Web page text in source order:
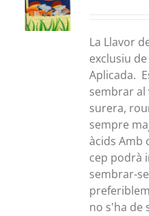
La Llavor
exclusiu
Aplicada.
sembrar al
surera,
sempre
àcids Amb
cep podrà
sembrar-
no s'ha de